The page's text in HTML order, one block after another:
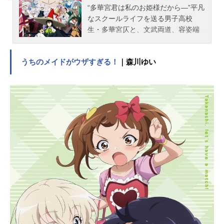
奈)、桜(CV.井澤詩織)公開開始年＆季
節2021春アニメ電子書籍『イジらな
いで、...
“多華宮君は私のお姫様だから―”平凡
なスクールライフを送る男子高校
生・多華宮仄と、文武両道、容姿端
マドンナ・火々里綾火。クラスメイ
ったが、ある日の放課後、『塔の魔
女』の事件に巻き込まれた多華宮仄
のピンチを、魔女の姿をした火々里
綾火に救われ急接近する。実は彼女
は、多華宮仄を護ることを唯一の使
命とする“魔女”だったのだ。平凡な高
校生だった多華宮仄の日常は、いっ
たいどこへ向かうのか―！？作品名
ウィッチクラフトワークス放送形態T
Vアニメスケジュール2014年1月5日
（日）～2014年3月23日（日）TOKY
OMXほか話数全12話キャスト多華宮
仄：小林裕介火々里綾火：瀬戸麻沙
うちのメイドがウザすぎる！ ｜森川ゆい